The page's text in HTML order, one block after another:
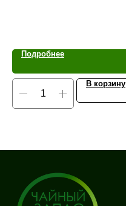
Подробнее
В корзину